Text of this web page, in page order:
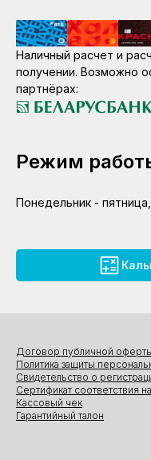
Наличный расчет и
получении. Возможно
партнёрах:
Режим
Понедельник -
Договор публичной
Политика защиты
Свидетельство о
Сертификат соответствия
Кассовый чек
Гарантийный талон